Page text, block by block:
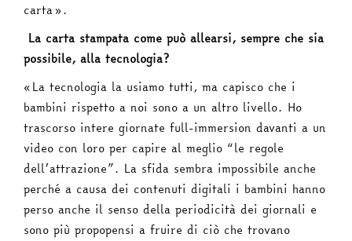
carta».
La carta stampata come può allearsi, sempre che sia
possibile, alla tecnologia?
«La tecnologia la usiamo tutti, ma capisco che i
bambini rispetto a noi sono a un altro livello. Ho
trascorso intere giornate full-immersion davanti a un
video con loro per capire al meglio “le regole
dell’attrazione”. La sfida sembra impossibile anche
perché a causa dei contenuti digitali i bambini hanno
perso anche il senso della periodicità dei giornali e
sono più propopensi a fruire di ciò che trovano